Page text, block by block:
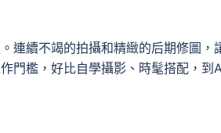
連續不竭的拍攝和精緻的后期修圖
門檻，好比自學攝影、時髦搭配，到